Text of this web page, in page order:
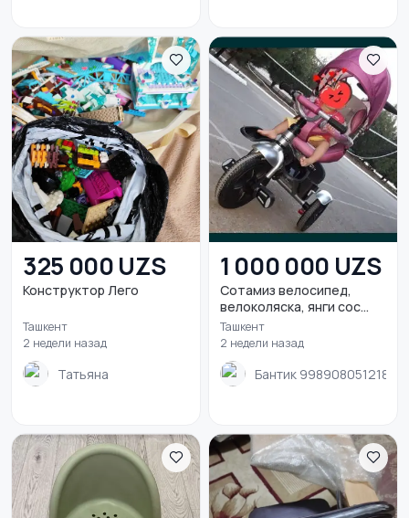
325 000 UZS
Конструктор Лего
Ташкент
2 недели назад
Татьяна
1 000 000 UZS
Сотамиз велосипед,
велоколяска, янги сос...
Ташкент
2 недели назад
Бантик 998908051218